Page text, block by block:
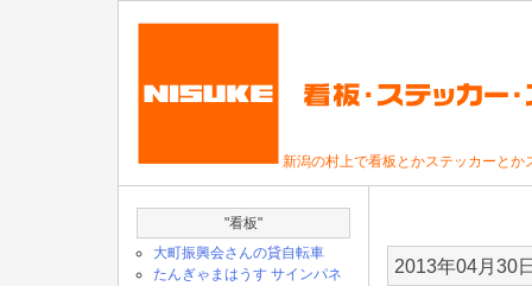
新潟の村上で看板とかステッカーと
"看板"
大町振興会さんの貸自転車
たんぎゃまはうす サインパネ
2013年04月30